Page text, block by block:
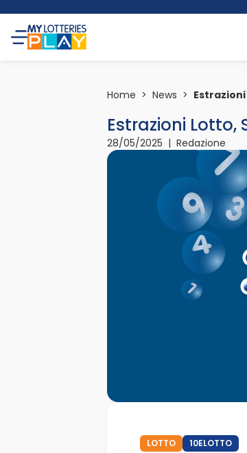
Home > News >
Estrazioni
28/05/2025 | Redazione
LOTTO 10ELOTTO